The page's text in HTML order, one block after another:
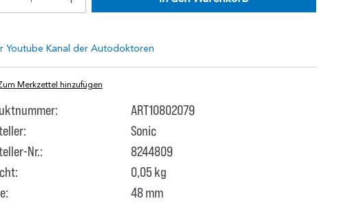
Merkzettel hinzufügen
ART10802079
Sonic
Nr.:
8244809
0,05 kg
48 mm